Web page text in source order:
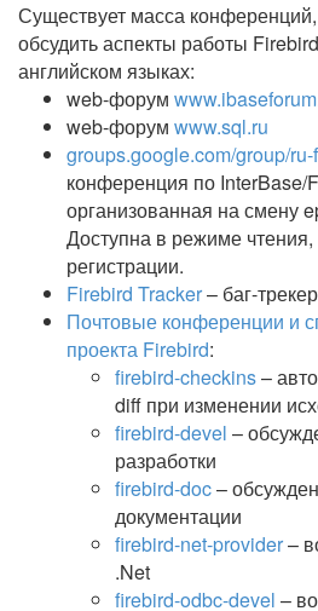
Существует масса
обсудить аспекты работы
английском языках:
web-форум
web-форум www.sql.ru
groups.google.com/group/
конференция по InterBase/
организованная на смену
Доступна в режиме
регистрации.
Firebird Tracker– баг-трекер
Почтовые конференции и
проекта Firebird:
firebird-checkins–
diff при изменении
firebird-devel –
разработки
firebird-doc–
документации
firebird-net-provider–
.Net
firebird-odbc-devel –